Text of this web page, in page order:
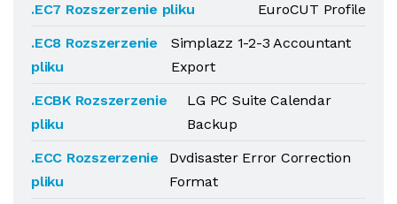
.EC7 Rozszerzenie pliku
EuroCUT Profile
.EC8 Rozszerzenie
pliku
Simplazz 1-2-3 Accountant
Export
.ECBK Rozszerzenie
pliku
LG PC Suite Calendar
Backup
.ECC Rozszerzenie
pliku
Dvdisaster Error Correction
Format